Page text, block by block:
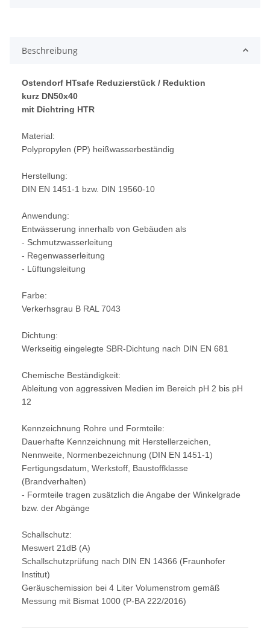
Beschreibung
Ostendorf HTsafe Reduzierstück / Reduktion
kurz DN50x40
mit Dichtring HTR
Material:
Polypropylen (PP) heißwasserbeständig
Herstellung:
DIN EN 1451-1 bzw. DIN 19560-10
Anwendung:
Entwässerung innerhalb von Gebäuden als
- Schmutzwasserleitung
- Regenwasserleitung
- Lüftungsleitung
Farbe:
Verkerhsgrau B RAL 7043
Dichtung:
Werkseitig eingelegte SBR-Dichtung nach DIN EN 681
Chemische Beständigkeit:
Ableitung von aggressiven Medien im Bereich pH 2 bis pH
12
Kennzeichnung Rohre und Formteile:
Dauerhafte Kennzeichnung mit Herstellerzeichen,
Nennweite, Normenbezeichnung (DIN EN 1451-1)
Fertigungsdatum, Werkstoff, Baustoffklasse
(Brandverhalten)
- Formteile tragen zusätzlich die Angabe der Winkelgrade
bzw. der Abgänge
Schallschutz:
Meswert 21dB (A)
Schallschutzprüfung nach DIN EN 14366 (Fraunhofer
Institut)
Geräuschemission bei 4 Liter Volumenstrom gemäß
Messung mit Bismat 1000 (P-BA 222/2016)